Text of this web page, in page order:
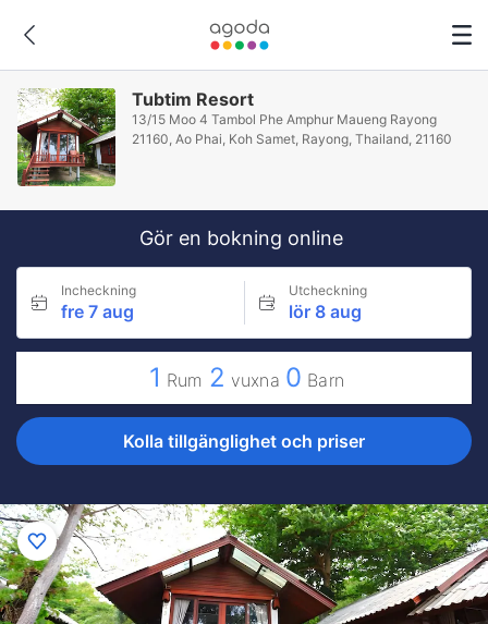
Tubtim Resort
13/15 Moo 4 Tambol Phe Amphur Maueng Rayong
21160, Ao Phai, Koh Samet, Rayong, Thailand, 21160
Gör en bokning online
Incheckning
fre 7 aug
Utcheckning
lör 8 aug
1 Rum 2 vuxna 0 Barn
Kolla tillgänglighet och priser